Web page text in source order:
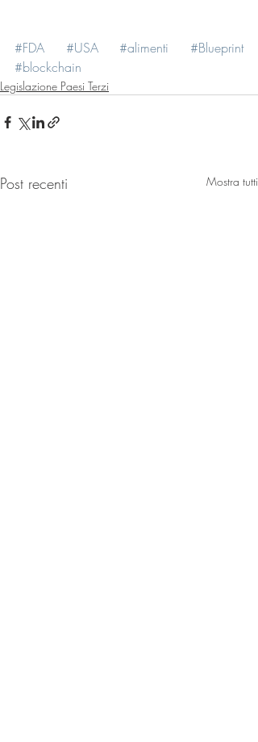
#FDA #USA #alimenti
#Blueprint
#blockchain
Legislazione Paesi Terzi
Post recenti Mostra tutti